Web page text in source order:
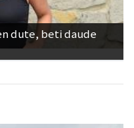
dute, beti daude